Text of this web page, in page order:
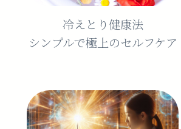
冷えとり健康法
シンプルで極上のセルフケア